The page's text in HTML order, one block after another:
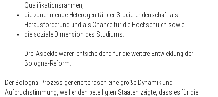
Qualifikationsrahmen,
die zunehmende Heterogenität der Studierendenschaft als
Herausforderung und als Chance für die Hochschulen sowie
die soziale Dimension des Studiums.
Drei Aspekte waren entscheidend für die weitere Entwicklung der
Bologna-Reform:
Der Bologna-Prozess generierte rasch eine große Dynamik und
Aufbruchstimmung, weil er den beteiligten Staaten zeigte, dass es für die